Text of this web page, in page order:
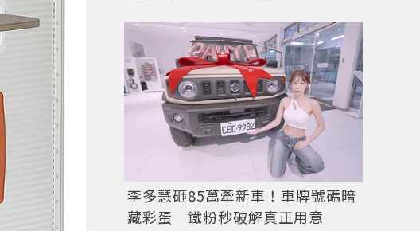
李多慧砸85萬牽新車！車牌號碼暗
藏彩蛋 鐵粉秒破解真正用意